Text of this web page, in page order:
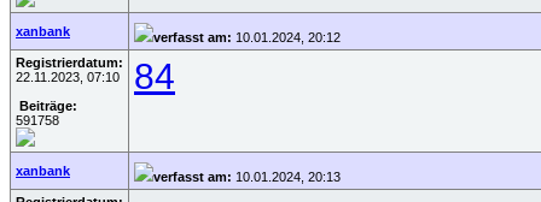
xanbank verfasst am: 10.01.2024, 20:12
Registrierdatum:
22.11.2023, 07:10
Beiträge:
591758
84
xanbank verfasst am: 10.01.2024, 20:13